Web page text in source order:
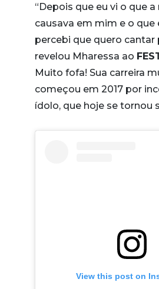
“Depois que eu vi o que a
causava em mim e o que
percebi que quero cantar
revelou Mharessa ao
Muito fofa! Sua carreira
começou em 2017 por
ídolo, que hoje se tornou
View this post on